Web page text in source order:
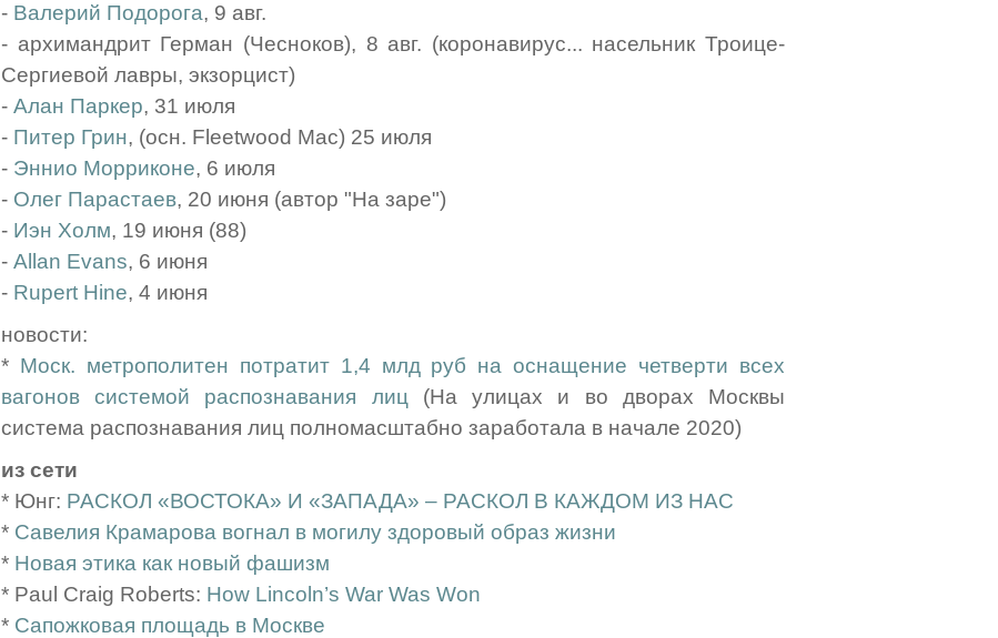
- Валерий Подорога, 9 авг.
- архимандрит Герман (Чесноков), 8 авг. (коронавирус... насельник Троице-
Сергиевой лавры, экзорцист)
- Алан Паркер, 31 июля
- Питер Грин, (осн. Fleetwood Mac) 25 июля
- Эннио Морриконе, 6 июля
- Олег Парастаев, 20 июня (автор "На заре")
- Иэн Холм, 19 июня (88)
- Allan Evans, 6 июня
- Rupert Hine, 4 июня
новости:
* Моск. метрополитен потратит 1,4 млд руб на оснащение четверти всех
вагонов системой распознавания лиц (На улицах и во дворах Москвы
система распознавания лиц полномасштабно заработала в начале 2020)
из сети
* Юнг: РАСКОЛ «ВОСТОКА» И «ЗАПАДА» – РАСКОЛ В КАЖДОМ ИЗ НАС
* Савелия Крамарова вогнал в могилу здоровый образ жизни
* Новая этика как новый фашизм
* Paul Craig Roberts: How Lincoln’s War Was Won
* Сапожковая площадь в Москве